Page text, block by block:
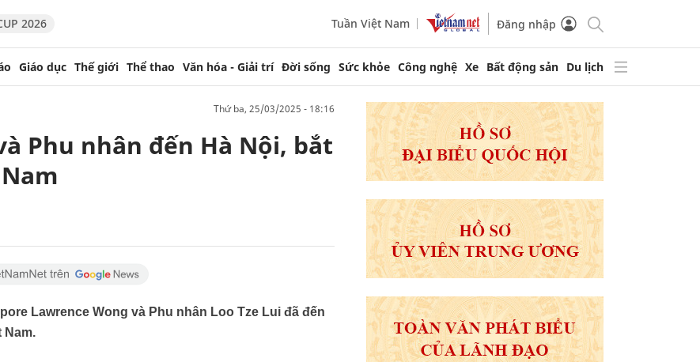
2026 Tuần Việt Nam Đăng nhập
Giáo dục Thế giới Thể thao Văn hóa - Giải trí Đời sống Sức khỏe Công nghệ Xe Bất động sản Du lịch
thứ ba, 25/03/2025 - 18:16
Phu nhân đến Hà Nội, bắt
Lawrence Wong và Phu nhân Loo Tze Lui đã đến
Nam.